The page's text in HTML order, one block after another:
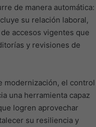
de manera automática:
su relación laboral,
accesos vigentes que
y revisiones de
modernización, el control
una herramienta capaz
logren aprovechar
su resiliencia y